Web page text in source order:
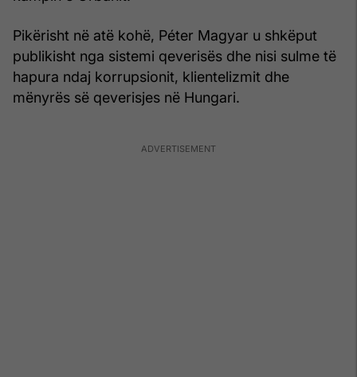
Pikërisht në atë kohë, Péter Magyar u shkëput
publikisht nga sistemi qeverisës dhe nisi sulme të
hapura ndaj korrupsionit, klientelizmit dhe
mënyrës së qeverisjes në Hungari.